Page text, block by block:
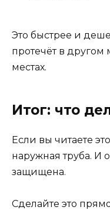
Это быстрее и
протечёт в другом
местах.
Итог: что
Если вы читаете
наружная труба. И
защищена.
Сделайте это